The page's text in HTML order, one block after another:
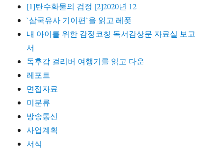
[1]탄수화물의 검정 [2]2020년 12
`삼국유사 기이편`을 읽고 레폿
내 아이를 위한 감정코칭 독서감상문 자료실 보고
서
독후감 걸리버 여행기를 읽고 다운
레포트
면접자료
미분류
방송통신
사업계획
서식